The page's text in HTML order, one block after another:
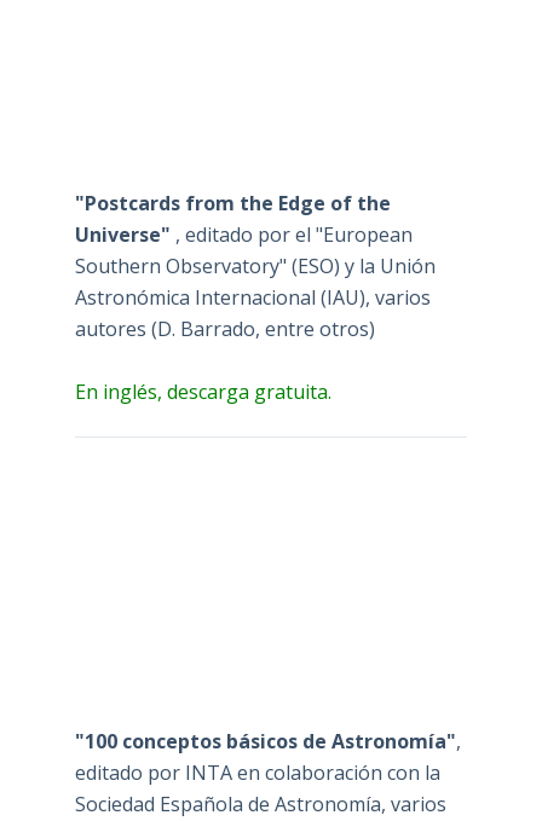
"Postcards from the Edge of the
Universe" , editado por el "European
Southern Observatory" (ESO) y la Unión
Astronómica Internacional (IAU), varios
autores (D. Barrado, entre otros)
En inglés, descarga gratuita.
"100 conceptos básicos de Astronomía",
editado por INTA en colaboración con la
Sociedad Española de Astronomía, varios